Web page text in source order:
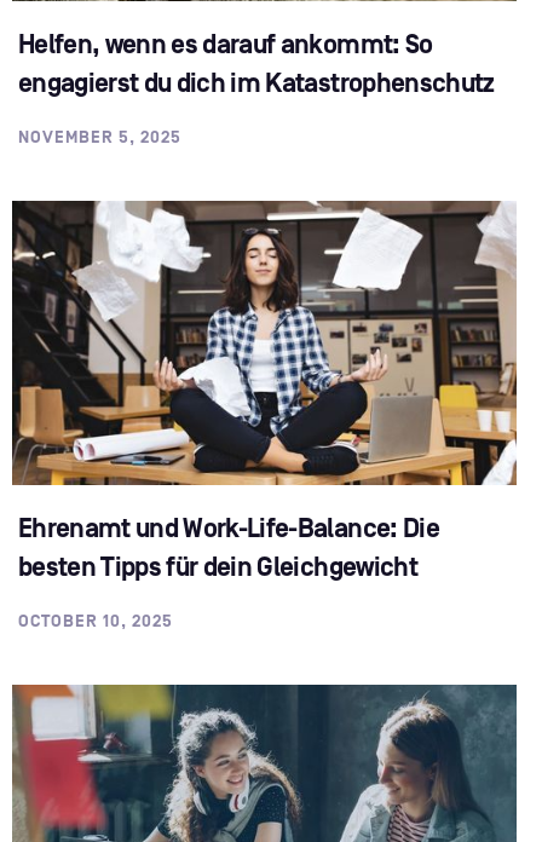
Helfen, wenn es darauf ankommt: So
engagierst du dich im Katastrophenschutz
NOVEMBER 5, 2025
Ehrenamt und Work-Life-Balance: Die
besten Tipps für dein Gleichgewicht
OCTOBER 10, 2025